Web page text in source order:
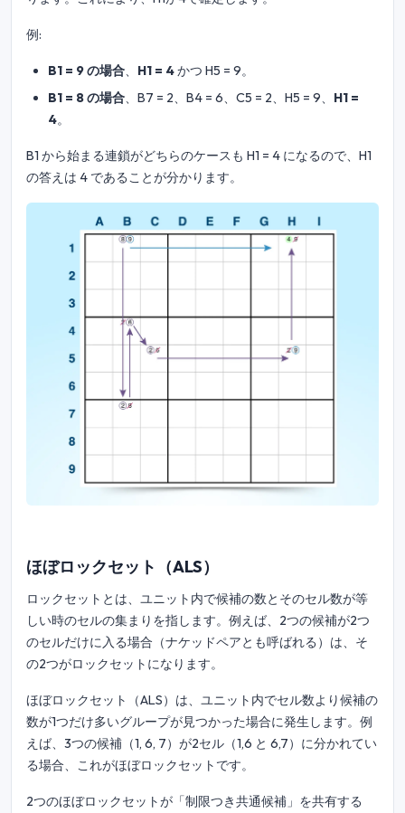
例:
B1 = 9 の場合、 H1 = 4かつ H5 = 9。
B1 = 8 の場合、B7 = 2、B4 = 6、C5 = 2、H5 = 9、 H1 =
4。
B1 から始まる連鎖がどちらのケースも H1 = 4 になるので、H1
の答えは 4 であることが分かります。
ほぼロックセット（ALS）
ロックセットとは、ユニット内で候補の数とそのセル数が等
しい時のセルの集まりを指します。例えば、2つの候補が2つ
のセルだけに入る場合（ナケッドペアとも呼ばれる）は、そ
の2つがロックセットになります。
ほぼロックセット（ALS）は、ユニット内でセル数より候補の
数が1つだけ多いグループが見つかった場合に発生します。例
えば、3つの候補（1, 6, 7）が2セル（1,6 と 6,7）に分かれてい
る場合、これがほぼロックセットです。
2つのほぼロックセットが「制限つき共通候補」を共有する